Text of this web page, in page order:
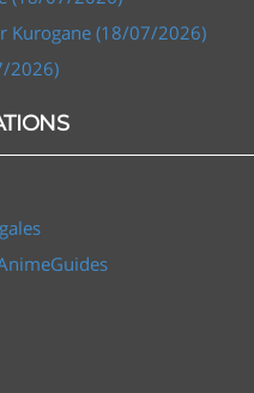
Kurogane (18/07/2026)
2026)